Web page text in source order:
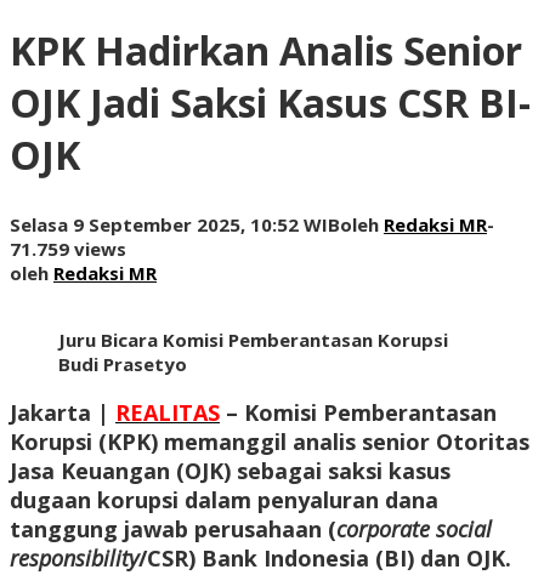
KPK Hadirkan Analis Senior
OJK Jadi Saksi Kasus CSR BI-
OJK
Selasa 9 September 2025, 10:52 WIBoleh Redaksi MR-
71.759 views
oleh Redaksi MR
Juru Bicara Komisi Pemberantasan Korupsi
Budi Prasetyo
Jakarta | REALITAS – Komisi Pemberantasan
Korupsi (KPK) memanggil analis senior Otoritas
Jasa Keuangan (OJK) sebagai saksi kasus
dugaan korupsi dalam penyaluran dana
tanggung jawab perusahaan (corporate social
responsibility/CSR) Bank Indonesia (BI) dan OJK.